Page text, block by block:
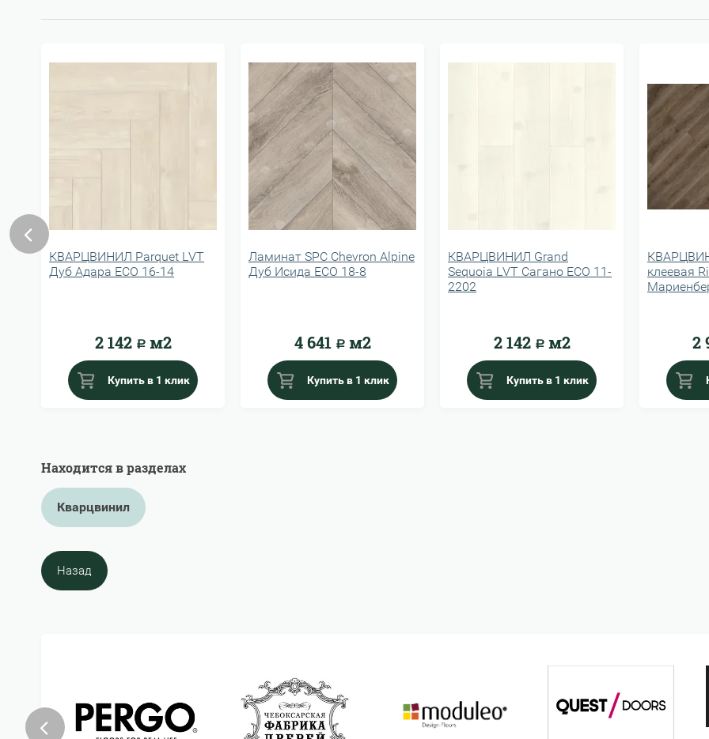
КВАРЦВИНИЛ Parquet LVT
Дуб Адара ECO 16-14
2 142 Рм2
Купить в 1 клик
Ламинат SPC Chevron Alpine
Дуб Исида ECO 18-8
4 641 Рм2
Купить в 1 клик
КВАРЦВИНИЛ Grand
Sequoia LVT Сагано ECO 11-
2202
2 142 Рм2
Купить в 1 клик
клеевая
2
Находится в разделах
Кварцвинил
Назад